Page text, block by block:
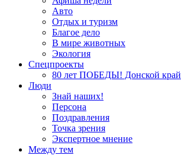
Авто
Отдых и туризм
Благое дело
В мире животных
Экология
Спецпроекты
80 лет ПОБЕДЫ! Донской край
Люди
Знай наших!
Персона
Поздравления
Точка зрения
Экспертное мнение
Между тем